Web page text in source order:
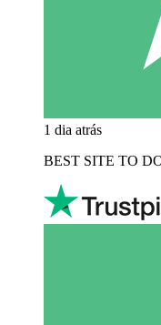
1 dia atrás
BEST SITE TO